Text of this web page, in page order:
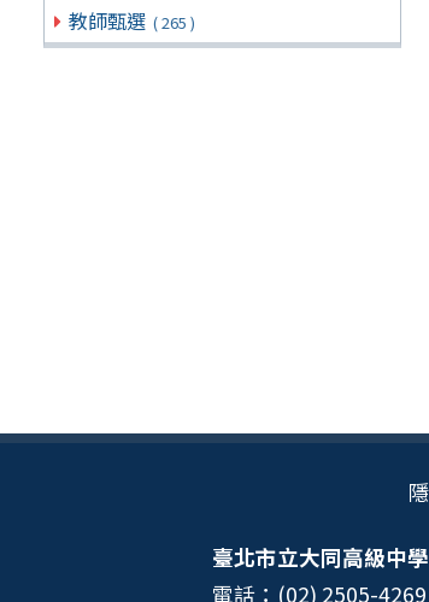
教師甄選 ( 265 )
臺北市立大同高級中學
電話：(02) 2505-4269